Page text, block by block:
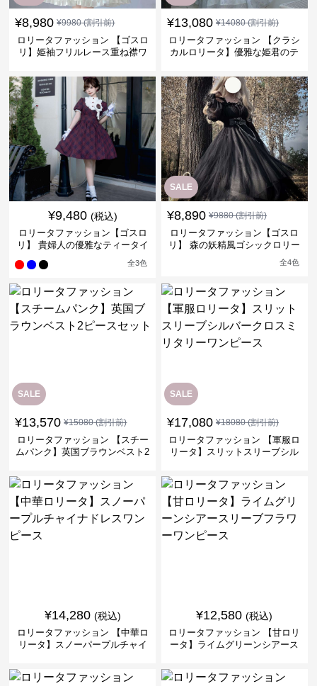
¥8,980 ¥9980(割引前)
ロリータファッション 【ゴスロ
リ】姫袖フリルレース重ね襟ワ
¥13,080 ¥14080(割引前)
ロリータファッション 【クラシ
カルロリータ】優雅な姫君のテ
¥9,480 (税込)
ロリータファッション【ゴスロ
リ】 貴婦人の優雅なティータイ
全3色
SALE
¥8,890 ¥9880(割引前)
ロリータファッション【ゴスロ
リ】 森の妖精風ゴシックロリー
全4色
SALE
¥13,570 ¥15080(割引前)
ロリータファッション 【スチー
ムパンク】英国ブラウンベスト2
SALE
¥17,080 ¥18080(割引前)
ロリータファッション 【軍服ロ
リータ】スリットスリーブシル
¥14,280 (税込)
ロリータファッション 【中華ロ
リータ】スノーパープルチャイ
¥12,580 (税込)
ロリータファッション 【甘ロリ
ータ】ライムグリーンシアース